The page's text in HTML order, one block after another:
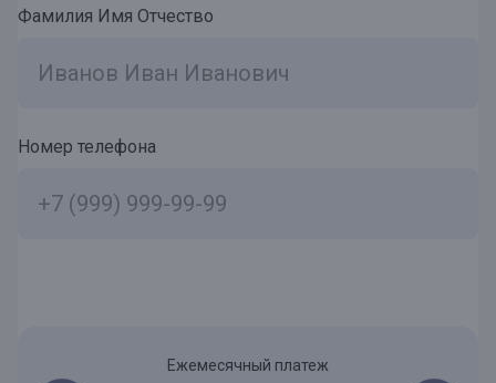
Фамилия Имя Отчество
Номер телефона
Ежемесячный платеж